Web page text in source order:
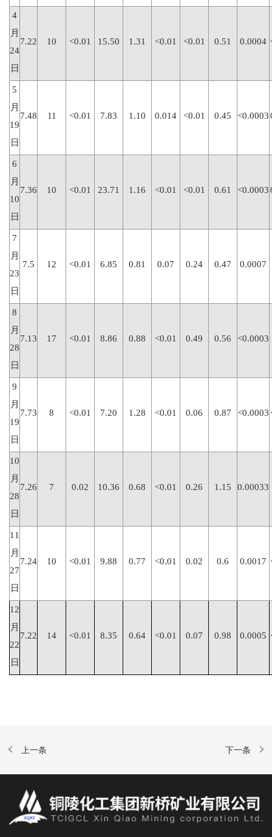
4
月
24
日
7.22 10 <0.01 15.50 1.31 <0.01 <0.01 0.51 0.0004
5
月
19
日
7.48 11 <0.01 7.83 1.10 0.014 <0.01 0.45 <0.0003
6
月
10
日
7.36 10 <0.01 23.71 1.16 <0.01 <0.01 0.61 <0.0003
7
月
23
日
7.5 12 <0.01 6.85 0.81 0.07 0.24 0.47 0.0007
8
月
28
日
7.13 17 <0.01 8.86 0.88 <0.01 0.49 0.56 <0.0003
9
月
19
日
7.73 8 <0.01 7.20 1.28 <0.01 0.06 0.87 <0.0003
10
月
28
日
7.26 7 0.02 10.36 0.68 <0.01 0.26 1.15 0.00033
11
月
27
日
7.24 10 <0.01 9.88 0.77 <0.01 0.02 0.6 0.0017
12
月
22
日
7.22 14 <0.01 8.35 0.64 <0.01 0.07 0.98 0.0005